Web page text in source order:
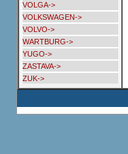
VOLGA->
VOLKSWAGEN->
VOLVO->
WARTBURG->
YUGO->
ZASTAVA->
ZUK->